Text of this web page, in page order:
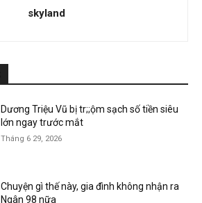
skyland
Dương Triệu Vũ bị tr;;ộm sạch số tiền siêu
lớn ngay trước mắt
Tháng 6 29, 2026
Chuyện gì thế này, gia đình không nhận ra
Ngân 98 nữa